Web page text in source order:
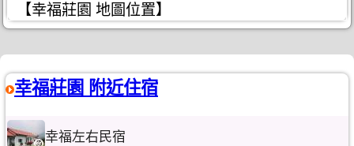
【幸福莊園 地圖位置】
幸福莊園 附近住宿
幸福左右民宿